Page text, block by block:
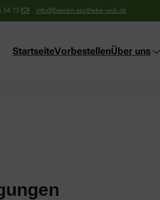
54 73 info@baeren-apotheke-wob.de
StartseiteVorbestellenÜber uns